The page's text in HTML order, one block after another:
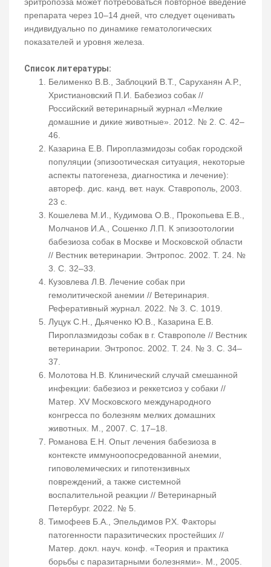
препарата через 10‒14 дней, что следует оценивать
индивидуально по динамике гематологических
показателей и уровня железа.
Список литературы:
Белименко В.В., Заблоцкий В.Т., Саруханян А.Р.,
Христиановский П.И. Бабезиоз собак //
Российский ветеринарный журнал «Мелкие
домашние и дикие животные». 2012. № 2. С. 42–
46.
Казарина Е.В. Пироплазмидозы собак городской
популяции (эпизоотическая ситуация, некоторые
аспекты патогенеза, диагностика и лечение):
автореф. дис. канд. вет. наук. Ставрополь, 2003.
23 с.
Кошелева М.И., Кудимова О.В., Прокопьева Е.В.,
Молчанов И.А., Сошенко Л.П. К эпизоотологии
бабезиоза собак в Москве и Московской области
// Вестник ветеринарии. Энтропос. 2002. Т. 24. №
3. С. 32–33.
Кузовлева Л.В. Лечение собак при
гемолитической анемии // Ветеринария.
Реферативный журнал. 2022. № 3. С. 1019.
Луцук С.Н., Дьяченко Ю.В., Казарина Е.В.
Пироплазмидозы собак в г. Ставрополе // Вестник
ветеринарии. Энтропос. 2002. Т. 24. № 3. С. 34–
37.
Молотова Н.В. Клинический случай смешанной
инфекции: бабезиоз и реккетсиоз у собаки //
Матер. XV Московского международного
конгресса по болезням мелких домашних
животных. М., 2007. С. 17–18.
Романова Е.Н. Опыт лечения бабезиоза в
контексте иммуноопосредованной анемии,
гиповолемических и гипотензивных
повреждений, а также системной
воспалительной реакции // Ветеринарный
Петербург. 2022. № 5.
Тимофеев Б.А., Эпельдимов Р.Х. Факторы
патогенности паразитических простейших //
Матер. докл. науч. конф. «Теория и практика
борьбы с паразитарными болезнями». М., 2005.